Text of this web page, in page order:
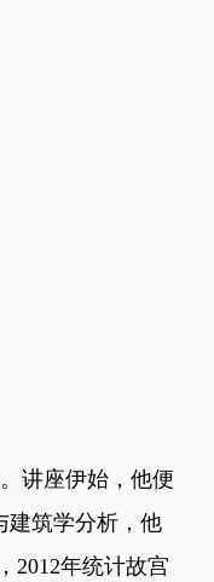
讲座伊始，他便
建筑学分析，他
2012年统计故宫